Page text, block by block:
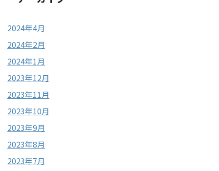
2024年4月
2024年2月
2024年1月
2023年12月
2023年11月
2023年10月
2023年9月
2023年8月
2023年7月